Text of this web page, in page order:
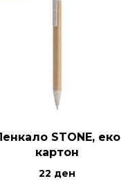
STONE, еко
картон
22 ден